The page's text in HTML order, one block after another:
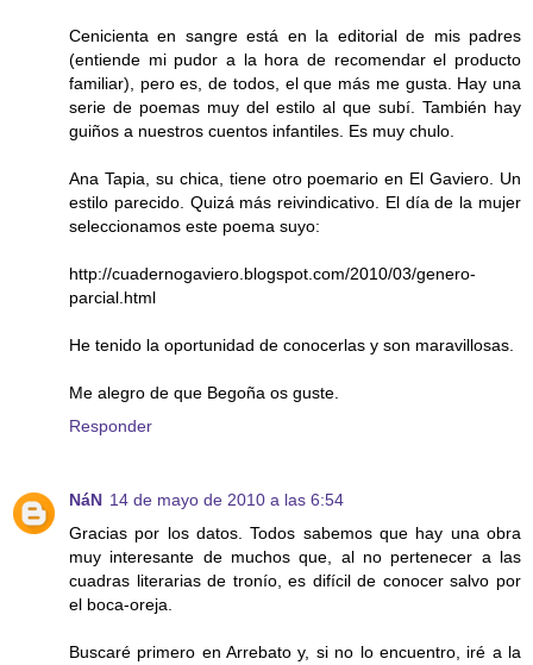
Cenicienta en sangre está en la editorial de mis padres
(entiende mi pudor a la hora de recomendar el producto
familiar), pero es, de todos, el que más me gusta. Hay una
serie de poemas muy del estilo al que subí. También hay
guiños a nuestros cuentos infantiles. Es muy chulo.
Ana Tapia, su chica, tiene otro poemario en El Gaviero. Un
estilo parecido. Quizá más reivindicativo. El día de la mujer
seleccionamos este poema suyo:
http://cuadernogaviero.blogspot.com/2010/03/genero-
parcial.html
He tenido la oportunidad de conocerlas y son maravillosas.
Me alegro de que Begoña os guste.
Responder
NáN 14 de mayo de 2010 a las 6:54
Gracias por los datos. Todos sabemos que hay una obra
muy interesante de muchos que, al no pertenecer a las
cuadras literarias de tronío, es difícil de conocer salvo por
el boca-oreja.
Buscaré primero en Arrebato y, si no lo encuentro, iré a la